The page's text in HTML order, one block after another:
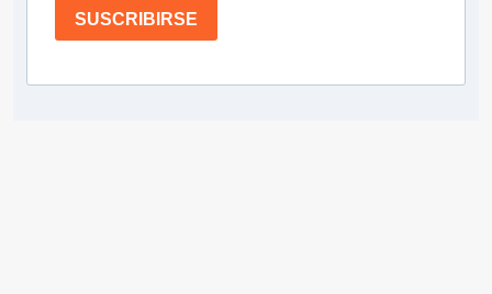
SUSCRIBIRSE